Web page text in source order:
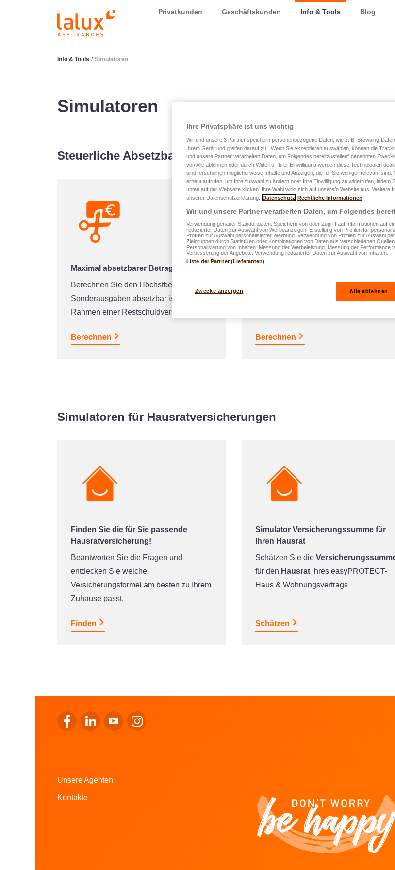
LALUX AssurancesPrivatkunden Geschäftskunden Info & Tools Blog
Info & Tools / Simulatoren
Simulatoren
Steuerliche Absetzbarkeit & Rente
Maximal absetzbarer Betrag
Berechnen Sie den Höchstbetrag, der für
Sonderausgaben absetzbar ist (z. B. im
Rahmen einer Restschuldversicherung)
Berechnen Berechnen
Simulatoren für Hausratversicherungen
Finden Sie die für Sie passende
Hausratversicherung!
Beantworten Sie die Fragen und
entdecken Sie welche
Versicherungsformel am besten zu Ihrem
Zuhause passt.
Finden
Simulator Versicherungssumme für
Ihren Hausrat
Schätzen Sie die
für den Hausrat Ihres easyPROTECT-
Haus & Wohnungsvertrags
Schätzen
Zum Facebook von LALUX gehen
Zum LinkedIn von LALUX gehen
Zum YouTube von LALUX gehen
Zum Instagram von LALUX gehen
Unsere Agenten
Kontakte
Ihre Privatsphäre ist uns wichtig
Wir und unsere 3 Partner speichern personenbezogene Daten, wie z. B. Browsing-
Ihrem Gerät und greifen darauf zu . Wenn Sie Akzeptieren auswählen, können die
und unsere Partner verarbeiten Daten, um Folgendes bereitzustellen“ genannten
von Alle ablehnen oder durch Widerruf Ihrer Einwilligung werden diese Technologien
sind, erscheinen möglicherweise Inhalte und Anzeigen, die für Sie weniger relevant sind.
erneut aufrufen, um Ihre Auswahl zu ändern oder Ihre Einwilligung zu widerrufen, indem
unten auf der Webseite klicken. Ihre Wahl wirkt sich auf unsere/n Website aus. Weitere
unserer Datenschutzerklärung.
Datenschutz Rechtliche Informationen
Wir und unsere Partner verarbeiten Daten, um Folgendes
Verwendung genauer Standortdaten. Speichern von oder Zugriff auf Informationen auf
reduzierter Daten zur Auswahl von Werbeanzeigen. Erstellung von Profilen für
Profilen zur Auswahl personalisierter Werbung. Verwendung von Profilen zur Auswahl
Zielgruppen durch Statistiken oder Kombinationen von Daten aus verschiedenen
Personalisierung von Inhalten. Messung der Werbeleistung. Messung der Performance
Verbesserung der Angebote. Verwendung reduzierter Daten zur Auswahl von Inhalten.
Liste der Partner (Lieferanten)
Zwecke anzeigen Alle ablehnen